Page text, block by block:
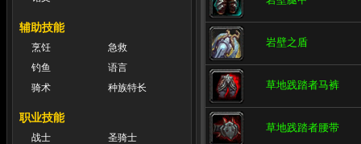
辅助技能
烹饪
急救
钓鱼
语言
骑术
种族特长
职业技能
战士
圣骑士
岩壁之盾
草地践踏者马裤
草地践踏者腰带